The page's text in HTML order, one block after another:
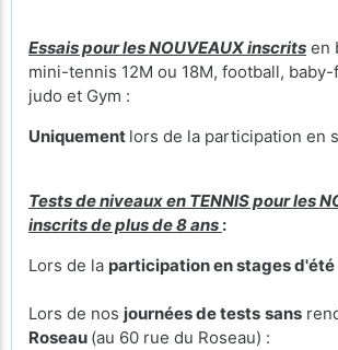
Essais pour les NOUVEAUX inscrits en
mini-tennis 12M ou 18M, football,
judo et Gym :
Uniquement lors de la participation en
Tests de niveaux en TENNIS pour les
inscrits de plus de 8 ans :
Lors de la participation en stages d'été
Lors de nos journées de tests sans
Roseau (au 60 rue du Roseau) :